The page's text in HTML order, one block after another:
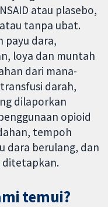
atau plasebo,
tanpa ubat.
payu dara,
loya dan muntah
dari mana-
darah,
dilaporkan
opioid
tempoh
dara berulang, dan
ditetapkan.
temui?